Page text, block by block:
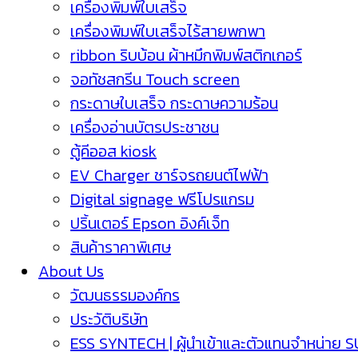
เครื่องพิมพ์ใบเสร็จ
เครื่องพิมพ์ใบเสร็จไร้สายพกพา
ribbon ริบบ้อน ผ้าหมึกพิมพ์สติกเกอร์
จอทัชสกรีน Touch screen
กระดาษใบเสร็จ กระดาษความร้อน
เครื่องอ่านบัตรประชาชน
ตู้คีออส kiosk
EV Charger ชาร์จรถยนต์ไฟฟ้า
Digital signage ฟรีโปรแกรม
ปริ้นเตอร์ Epson อิงค์เจ็ท
สินค้าราคาพิเศษ
About Us
วัฒนธรรมองค์กร
ประวัติบริษัท
ESS SYNTECH | ผู้นำเข้าและตัวแทนจำหน่าย